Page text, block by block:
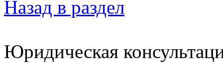
Назад в раздел
Юридическая